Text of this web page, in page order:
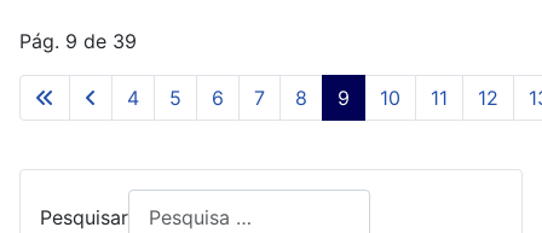
Pág. 9 de 39
4 5 6 7 8 9 10 11 12
Pesquisar